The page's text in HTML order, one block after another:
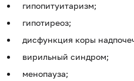
гипопитуитаризм;
гипотиреоз;
дисфункция коры
вирильный синдром;
менопауза;